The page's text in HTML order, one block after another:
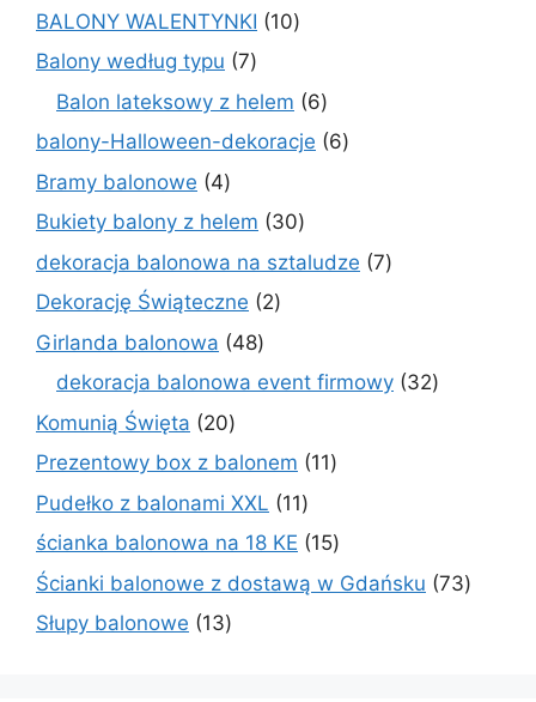
produkty
BALONY WALENTYNKI 1010
Balony według typu 77
produktów
Balon lateksowy z helem 66
produktów
balony-Halloween-dekoracje 66
Bramy balonowe 44
produkty
Bukiety balony z helem 3030
produktów
dekoracja balonowa na sztaludze 77
Dekorację Świąteczne 22
Girlanda balonowa 4848
produktów
dekoracja balonowa event firmowy 3232
Komunią Święta 2020
produktów
Prezentowy box z balonem 1111
Pudełko z balonami XXL 1111
produktów
ścianka balonowa na 18 KE 1515
produktów
Ścianki balonowe z dostawą w Gdańsku 7373
Słupy balonowe 1313